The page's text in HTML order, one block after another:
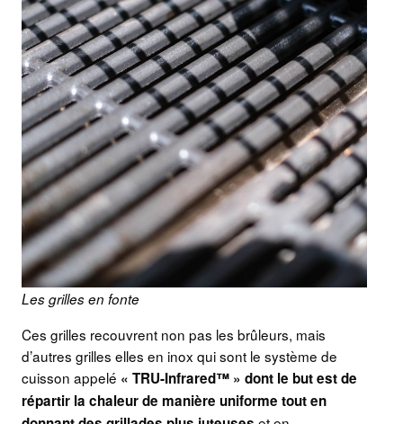
Les grilles en fonte
Ces grilles recouvrent non pas les brûleurs, mais
d’autres grilles elles en inox qui sont le système de
cuisson appelé « TRU-Infrared™ » dont le but est de
répartir la chaleur de manière uniforme tout en